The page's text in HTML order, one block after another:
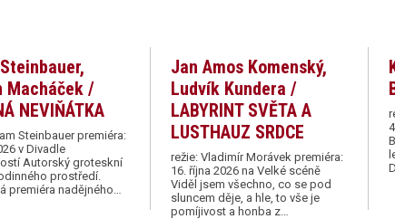
Macháček /
NEVIŇÁTKA
Steinbauer premiéra:
v Divadle
Autorský groteskní
prostředí.
premiéra nadějného…
Jan Amos Komenský,
Ludvík Kundera /
LABYRINT SVĚTA A
LUSTHAUZ SRDCE
režie: Vladimír Morávek premiéra:
16. října 2026 na Velké scéně
Viděl jsem všechno, co se pod
sluncem děje, a hle, to vše je
pomíjivost a honba z…